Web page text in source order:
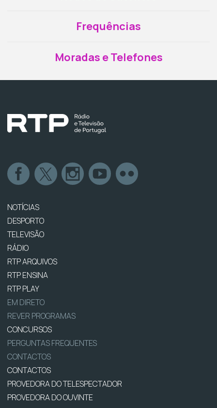
Frequências
Moradas e Telefones
NOTÍCIAS
DESPORTO
TELEVISÃO
RÁDIO
RTP ARQUIVOS
RTP ENSINA
RTP PLAY
EM DIRETO
REVER PROGRAMAS
CONCURSOS
PERGUNTAS FREQUENTES
CONTACTOS
CONTACTOS
PROVEDORA DO TELESPECTADOR
PROVEDORA DO OUVINTE